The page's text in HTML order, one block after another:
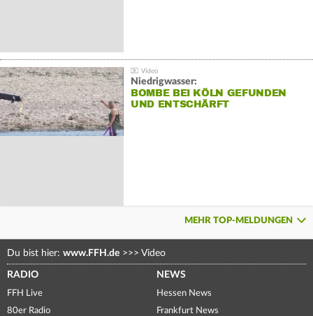
Niedrigwasser:
BOMBE BEI KÖLN GEFUNDEN
UND ENTSCHÄRFT
MEHR TOP-MELDUNGEN
Du bist hier: www.FFH.de >>> Video
RADIO
FFH Live
80er Radio
NEWS
Hessen News
Frankfurt News